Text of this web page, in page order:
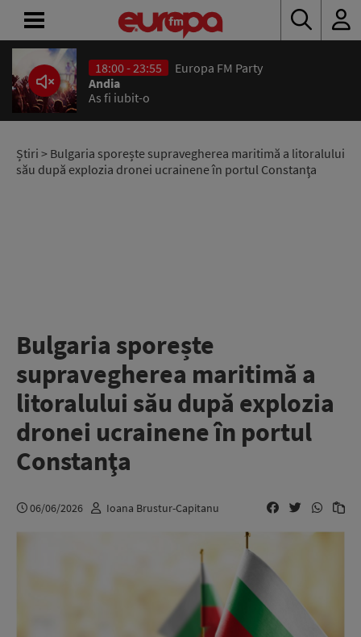
18:00 - 23:55
Europa FM Party
Andia
As fi iubit-o
Știri > Bulgaria sporește supravegherea maritimă a litoralului
său după explozia dronei ucrainene în portul Constanţa
Bulgaria sporește
supravegherea maritimă a
litoralului său după explozia
dronei ucrainene în portul
Constanţa
06/06/2026 Ioana Brustur-Capitanu
ACASĂ
ȘTIRI
RADIO